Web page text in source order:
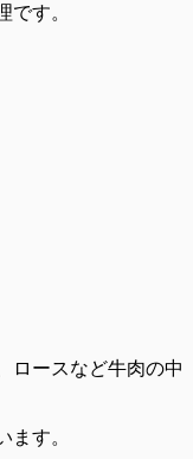
です。
ロースなど牛肉の中
ます。